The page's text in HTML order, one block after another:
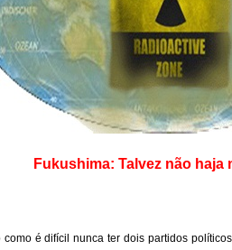
Fukushima: Talvez não haja
é difícil nunca ter dois partidos